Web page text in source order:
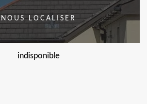
NOUS LOCALISER
indisponible